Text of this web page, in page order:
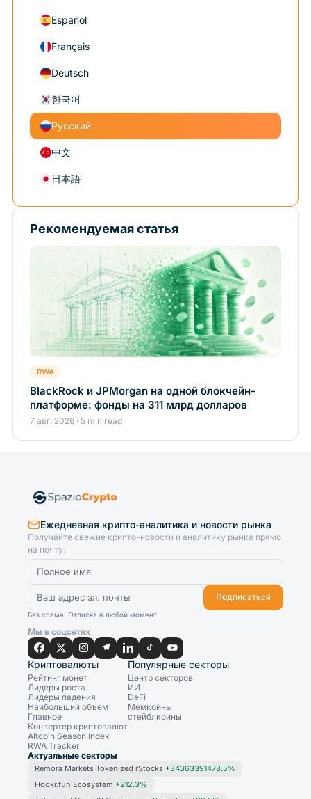
Español
Français
Deutsch
한국어
Русский
中文
日本語
Рекомендуемая статья
RWA
BlackRock и JPMorgan на одной блокчейн-
платформе: фонды на 311 млрд долларов
7 авг. 2026 · 5 min read
Ежедневная крипто-аналитика и новости рынка
Получайте свежие крипто-новости и аналитику рынка прямо
на почту.
Подписаться
Без спама. Отписка в любой момент.
Мы в соцсетях
Криптовалюты
Рейтинг монет
Лидеры роста
Лидеры падения
Наибольший объём
Главное
Конвертер криптовалют
Altcoin Season Index
RWA Tracker
Популярные секторы
Центр секторов
ИИ
DeFi
Мемкойны
стейблкоины
Актуальные секторы
Remora Markets Tokenized rStocks +34363391478.5%
Hookr.fun Ecosystem +212.3%